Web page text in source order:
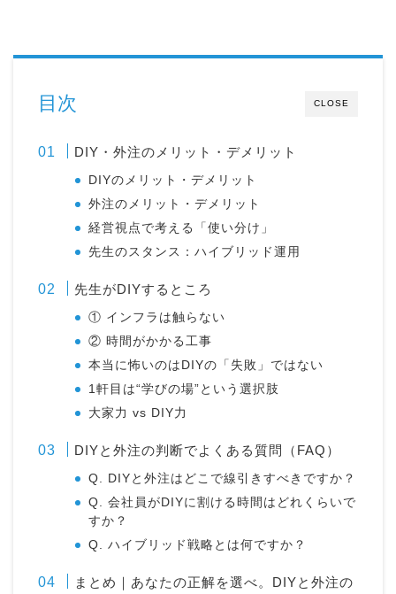
CLOSE
目次
DIY・外注のメリット・デメリット
DIYのメリット・デメリット
外注のメリット・デメリット
経営視点で考える「使い分け」
先生のスタンス：ハイブリッド運用
先生がDIYするところ
① インフラは触らない
② 時間がかかる工事
本当に怖いのはDIYの「失敗」ではない
1軒目は“学びの場”という選択肢
大家力 vs DIY力
DIYと外注の判断でよくある質問（FAQ）
Q. DIYと外注はどこで線引きすべきですか？
Q. 会社員がDIYに割ける時間はどれくらいで
すか？
Q. ハイブリッド戦略とは何ですか？
まとめ｜あなたの正解を選べ。DIYと外注の